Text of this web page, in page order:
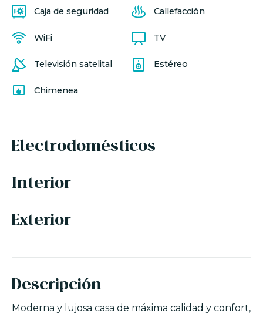
Caja de seguridad Callefacción
WiFi TV
Televisión satelital Estéreo
Chimenea
Electrodomésticos
Interior
Exterior
Descripción
Moderna y lujosa casa de máxima calidad y confort,